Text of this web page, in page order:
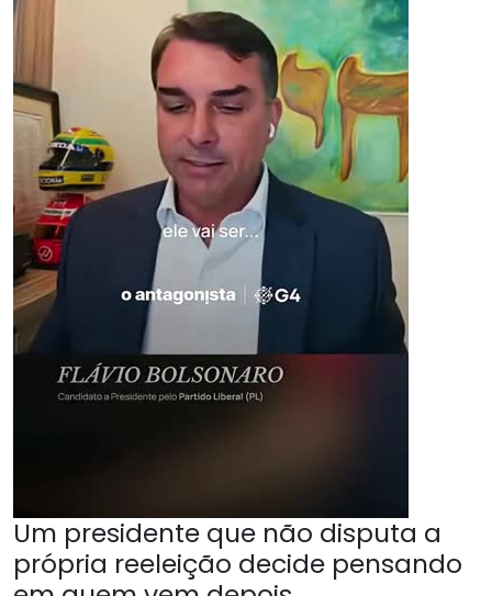
Um presidente que não disputa a
própria reeleição decide pensando